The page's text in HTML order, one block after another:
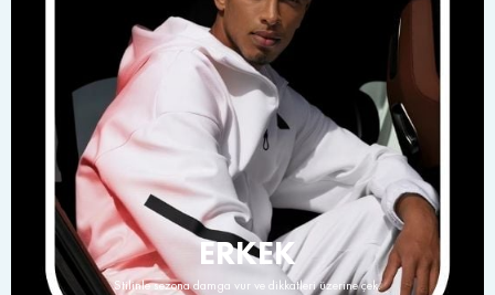
ERKEK
Stilinle sezona damga vur ve dikkatleri üzerine çek.